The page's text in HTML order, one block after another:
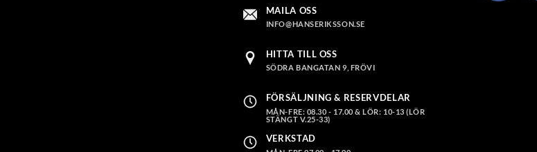
MAILA OSS
INFO@HANSERIKSSON.SE
HITTA TILL OSS
SÖDRA BANGATAN 9, FRÖVI
FÖRSÄLJNING & RESERVDELAR
MÅN-FRE: 08.30 - 17.00 & LÖR: 10-13 (LÖR
STÄNGT V.25-33)
VERKSTAD